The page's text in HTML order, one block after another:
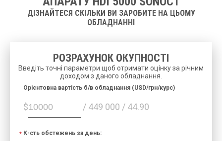
ДІЗНАЙТЕСЯ СКІЛЬКИ ВИ ЗАРОБИТЕ НА ЦЬОМУ
ОБЛАДНАННІ
РОЗРАХУНОК ОКУПНОСТІ
Введіть точні параметри щоб отримати оцінку за річним
доходом з даного обладнання.
$ / 449 000 / 44.90
Орієнтовна вартість б/в обладнання (USD/грн/курс)
К-сть обстежень за день: